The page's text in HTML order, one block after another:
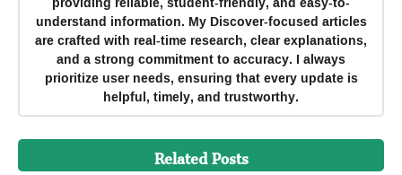
understand information. My Discover-focused articles
are crafted with real-time research, clear explanations,
and a strong commitment to accuracy. I always
prioritize user needs, ensuring that every update is
helpful, timely, and trustworthy.
Related Posts